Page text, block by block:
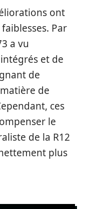
ont
Par
a vu
et de
de
de
ces
le
de la R12
plus